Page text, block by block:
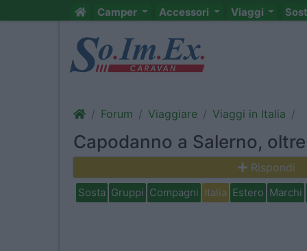
Camper Accessori Viaggi
Forum Viaggiare Viaggi in Italia
Capodanno a Salerno,
Rispondi
Sosta Gruppi Compagni Italia Estero Marchi